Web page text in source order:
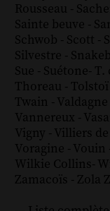
Rousseau -
Sainte beuve -
Schwob - Scott -
Silvestre -
Sue - Suétone- T.
Thoreau - Tolstoï
Twain - Valdagne
Vannereux -
Vigny - Villiers
Voragine - Vouin
Wilkie Collins-
Zamacoïs - Zola